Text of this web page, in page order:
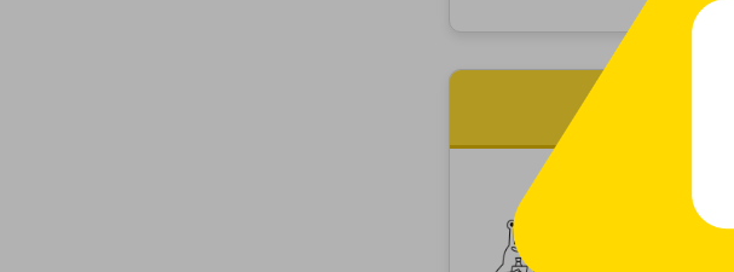
私は企画
びびちゃ